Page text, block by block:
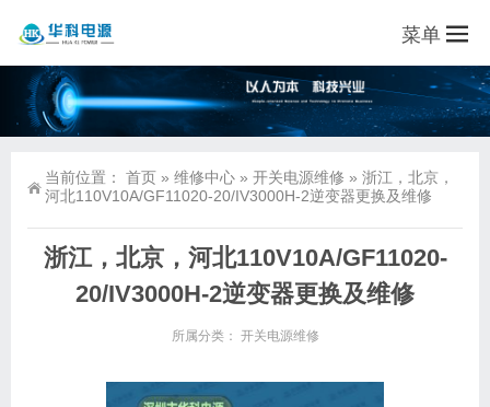
菜单
当前位置： 首页 » 维修中心 » 开关电源维修 » 浙江，北京，
河北110V10A/GF11020-20/IV3000H-2逆变器更换及维修
浙江，北京，河北110V10A/GF11020-
20/IV3000H-2逆变器更换及维修
所属分类： 开关电源维修